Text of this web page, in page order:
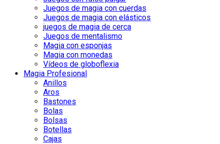
Juegos de magia con cuerdas
Juegos de magia con elásticos
juegos de magia de cerca
Juegos de mentalismo
Magia con esponjas
Magia con monedas
Vídeos de globoflexia
Magia Profesional
Anillos
Aros
Bastones
Bolas
Bolsas
Botellas
Cajas